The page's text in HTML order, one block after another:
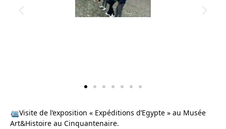
Visite de l’exposition « Expéditions d’Egypte » au Musée
Art&Histoire au Cinquantenaire.